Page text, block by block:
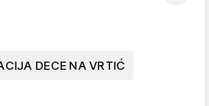
DECE NA VRTIĆ